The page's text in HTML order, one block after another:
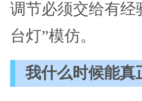
调节必须交给有经
台灯”模仿。
我什么时候能真